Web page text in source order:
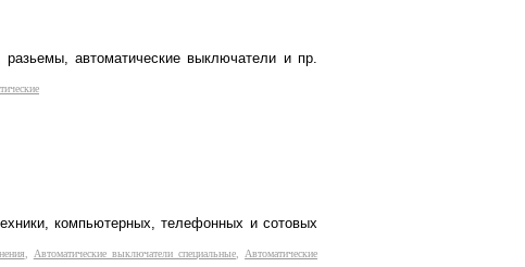
автоматические выключатели и пр.
компьютерных, телефонных и сотовых
Автоматические выключатели специальные, Автоматические